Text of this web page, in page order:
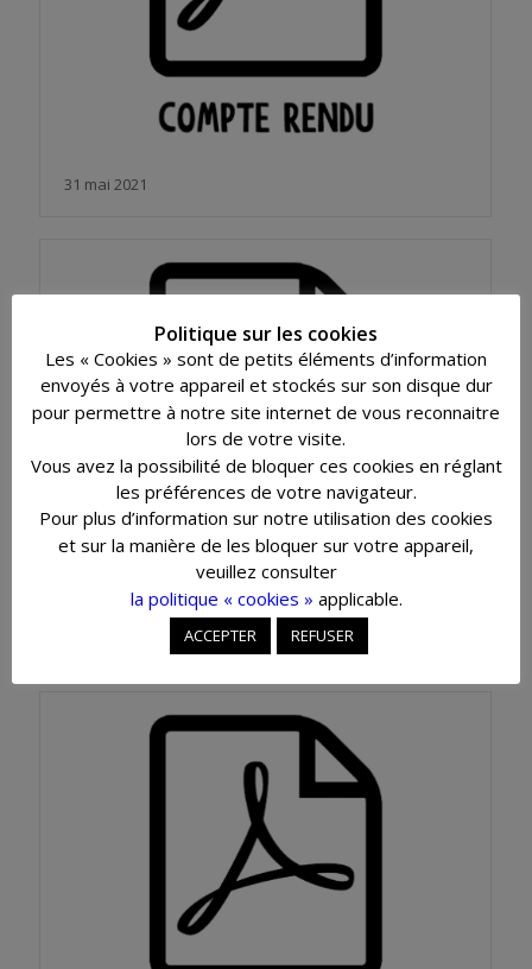
31 mai 2021
Politique sur les cookies
Les « Cookies » sont de petits éléments d’information
envoyés à votre appareil et stockés sur son disque dur
pour permettre à notre site internet de vous reconnaitre
lors de votre visite.
Vous avez la possibilité de bloquer ces cookies en réglant
les préférences de votre navigateur.
Pour plus d’information sur notre utilisation des cookies
et sur la manière de les bloquer sur votre appareil,
veuillez consulter
la politique « cookies » applicable.
ACCEPTER REFUSER